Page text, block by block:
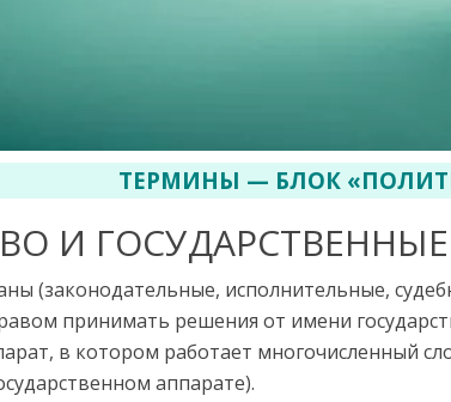
ТЕРМИНЫ — БЛОК
И
(законодательные, исполни­тельные,
принимать решения от имени
в котором рабо­тает многочисленный
аппарате).